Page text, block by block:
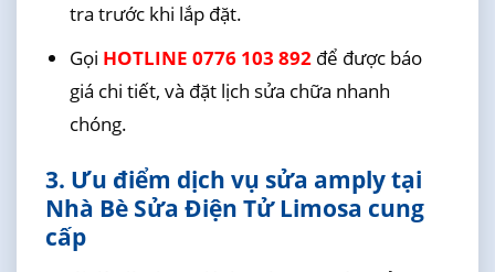
tra trước khi lắp đặt.
Gọi HOTLINE 0776 103 892để được báo
giá chi tiết, và đặt lịch sửa chữa nhanh
chóng.
3. Ưu điểm dịch vụ sửa amply tại
Nhà Bè Sửa Điện Tử Limosa cung
cấp